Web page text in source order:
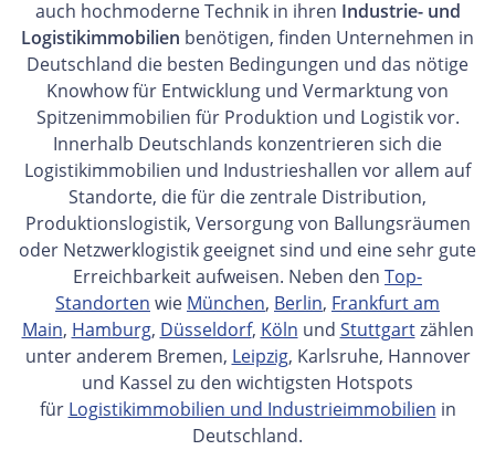
auch hochmoderne Technik in ihren Industrie- und
Logistikimmobilien benötigen, finden Unternehmen in
Deutschland die besten Bedingungen und das nötige
Knowhow für Entwicklung und Vermarktung von
Spitzenimmobilien für Produktion und Logistik vor.
Innerhalb Deutschlands konzentrieren sich die
Logistikimmobilien und Industrieshallen vor allem auf
Standorte, die für die zentrale Distribution,
Produktionslogistik, Versorgung von Ballungsräumen
oder Netzwerklogistik geeignet sind und eine sehr gute
Erreichbarkeit aufweisen. Neben den Top-
Standorten wie München, Berlin, Frankfurt am
Main, Hamburg, Düsseldorf, Köln und Stuttgartzählen
unter anderem Bremen, Leipzig, Karlsruhe, Hannover
und Kassel zu den wichtigsten Hotspots
für Logistikimmobilien und Industrieimmobilien in
Deutschland.